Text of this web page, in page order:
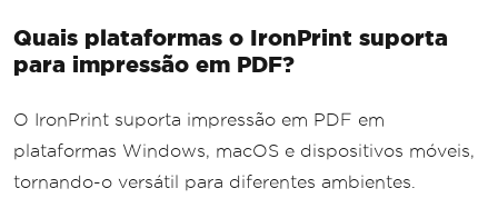
Quais plataformas o IronPrint suporta
para impressão em PDF?
O IronPrint suporta impressão em PDF em
plataformas Windows, macOS e dispositivos móveis,
tornando-o versátil para diferentes ambientes.